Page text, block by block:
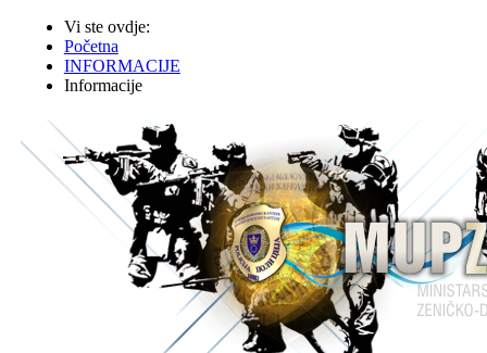
Vi ste ovdje:
Početna
INFORMACIJE
Informacije